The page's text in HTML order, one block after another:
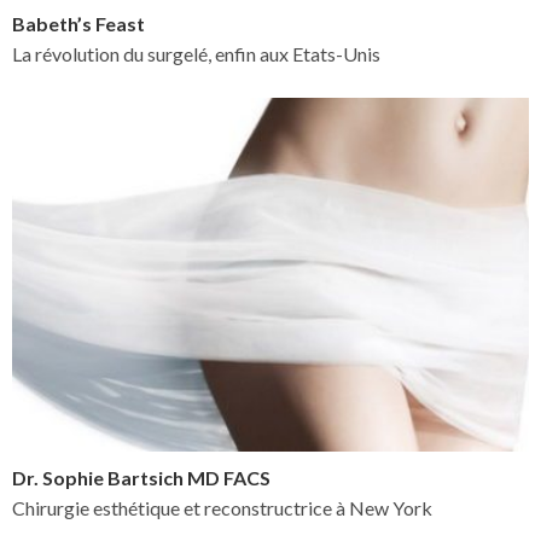
Babeth’s Feast
La révolution du surgelé, enfin aux Etats-Unis
Dr. Sophie Bartsich MD FACS
Chirurgie esthétique et reconstructrice à New York